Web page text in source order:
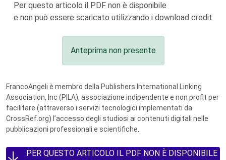
Per questo articolo il PDF non è disponibile
e non può essere scaricato utilizzando i download credit
Anteprima non presente
FrancoAngeli è membro della Publishers International Linking
Association, Inc (PILA), associazione indipendente e non profit per
facilitare (attraverso i servizi tecnologici implementati da
CrossRef.org) l’accesso degli studiosi ai contenuti digitali nelle
pubblicazioni professionali e scientifiche.
PER QUESTO ARTICOLO IL PDF NON È DISPONIBILE